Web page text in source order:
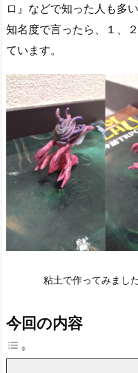
ロ』などで知った人も多
知名度で言ったら、１、
ています。
粘土で作ってみまし
今回の内容